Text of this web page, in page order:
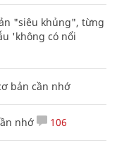
"siêu khủng", từng
'không có nổi
bản cần nhớ
nhớ 106